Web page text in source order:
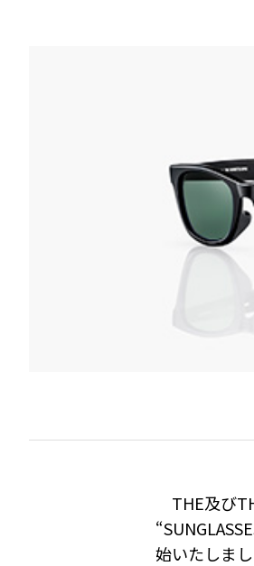
THE及び
始いたしまし